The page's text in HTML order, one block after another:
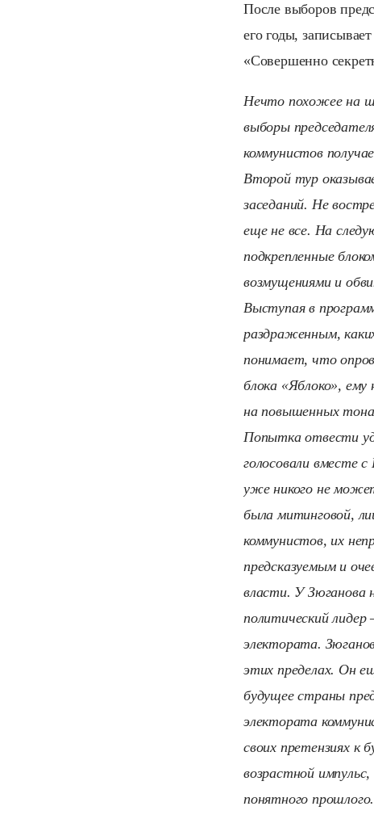
После выборов
его годы,
«Совершенно
Нечто похожее на
выборы
коммунистов
Второй тур
заседаний. Не
еще не все. На
подкрепленные
возмущениями и
Выступая в
раздраженным,
понимает, что
блока «Яблоко», ему
на повышенных
Попытка отвести
голосовали вместе
уже никого не
была митинговой,
коммунистов, их
предсказуемым и
власти. У Зюганова
политический
электората.
этих пределах. Он
будущее страны
электората
своих претензиях к
возрастной
понятного